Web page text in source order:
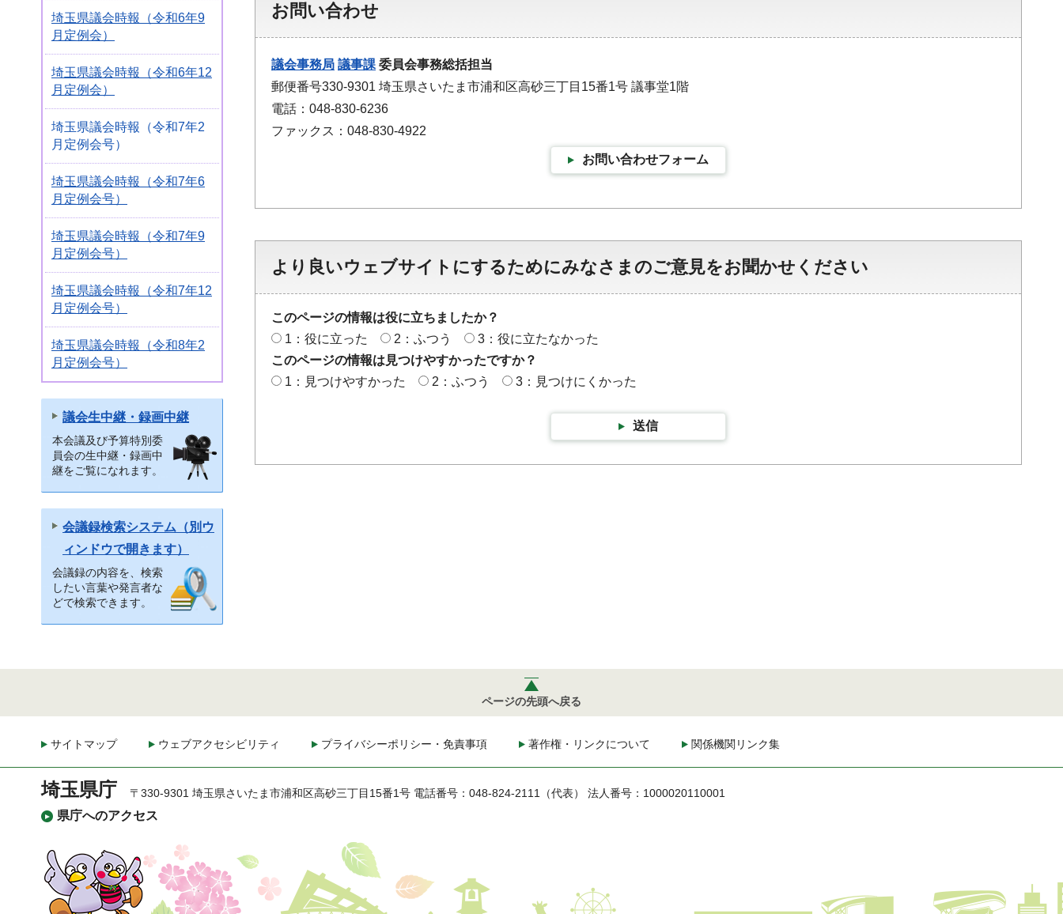
埼玉県議会時報（令和6年9
月定例会）
埼玉県議会時報（令和6年12
月定例会）
埼玉県議会時報（令和7年2
月定例会号）
埼玉県議会時報（令和7年6
月定例会号）
埼玉県議会時報（令和7年9
月定例会号）
埼玉県議会時報（令和7年12
月定例会号）
埼玉県議会時報（令和8年2
月定例会号）
議会生中継・録画中継
本会議及び予算特別委
員会の生中継・録画中
継をご覧になれます。
会議録検索システム（別ウ
ィンドウで開きます）
会議録の内容を、検索
したい言葉や発言者な
どで検索できます。
お問い合わせ
議会事務局 議事課委員会事務総括担当
郵便番号330-9301 埼玉県さいたま市浦和区高砂三丁目15番1号 議事堂1階
電話：048-830-6236
ファックス：048-830-4922
お問い合わせフォーム
より良いウェブサイトにするためにみなさまのご意見をお聞かせください
このページの情報は役に立ちましたか？
1：役に立った
2：ふつう
3：役に立たなかった
このページの情報は見つけやすかったですか？
1：見つけやすかった
2：ふつう 3：見つけにくかった
送信
ページの先頭へ戻る
サイトマップ ウェブアクセシビリティ プライバシーポリシー・免責事項 著作権・リンクについて 関係機関リンク集
埼玉県庁
県庁へのアクセス
〒330-9301 埼玉県さいたま市浦和区高砂三丁目15番1号 電話番号：048-824-2111（代表） 法人番号：1000020110001